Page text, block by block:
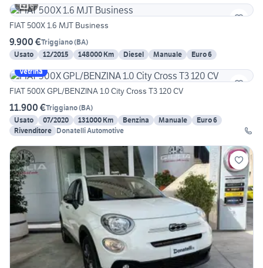
6
FIAT 500X 1.6 MJT Business
9.900 €Triggiano(BA)
Usato
12/2015 148000 Km Diesel Manuale
Euro 6
Vetrina
FIAT 500X GPL/BENZINA 1.0 City Cross T3 120 CV
11.900 €Triggiano(BA)
Usato
07/2020 131000 Km Benzina Manuale
Euro 6
Rivenditore Donatelli Automotive